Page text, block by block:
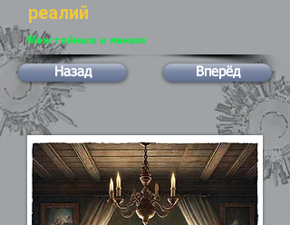
реалий
Меж тайным и явным
Назад Вперёд